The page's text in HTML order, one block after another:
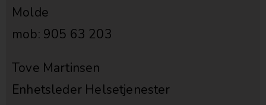
Molde
mob: 905 63 203
Tove Martinsen
Enhetsleder Helsetjenester